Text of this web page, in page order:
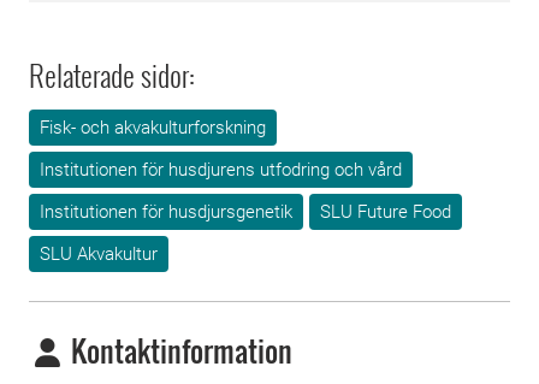
Relaterade sidor:
Fisk- och akvakulturforskning
Institutionen för husdjurens utfodring och vård
Institutionen för husdjursgenetik
SLU Future Food
SLU Akvakultur
Kontaktinformation